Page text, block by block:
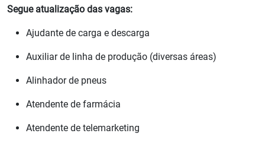
Segue atualização das vagas:
Ajudante de carga e descarga
Auxiliar de linha de produção (diversas áreas)
Alinhador de pneus
Atendente de farmácia
Atendente de telemarketing